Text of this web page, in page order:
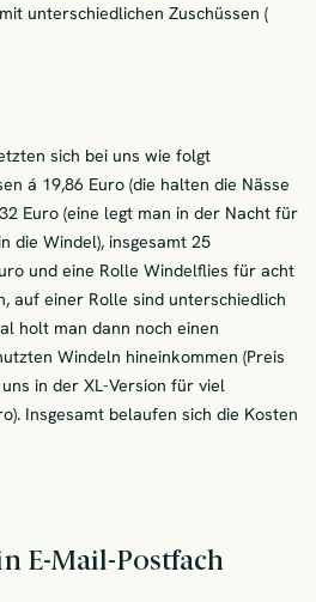
unterschiedlichen Zuschüssen (
sich bei uns wie folgt
á 19,86 Euro (die halten die Nässe
Euro (eine legt man in der Nacht für
die Windel), insgesamt 25
und eine Rolle Windelflies für acht
auf einer Rolle sind unterschiedlich
holt man dann noch einen
Windeln hineinkommen (Preis
in der XL-Version für viel
Insgesamt belaufen sich die Kosten
E-Mail-Postfach